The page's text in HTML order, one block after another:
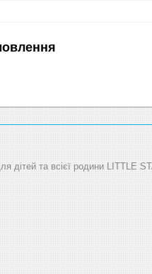
дітей та всієї родини LITTLE